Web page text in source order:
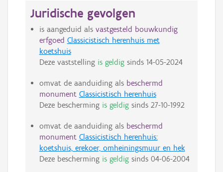
Juridische gevolgen
is aangeduid als vastgesteld bouwkundig
erfgoed Classicistisch herenhuis met
koetshuis
Deze vaststelling is geldigsinds 14-05-2024
omvat de aanduiding als beschermd
monument Classicistisch herenhuis
Deze bescherming is geldigsinds 27-10-1992
omvat de aanduiding als beschermd
monument Classicistisch herenhuis:
koetshuis, erekoer, omheiningsmuur en hek
Deze bescherming is geldigsinds 04-06-2004